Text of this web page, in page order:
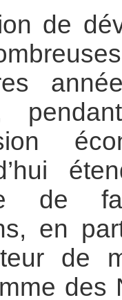
de
de
en
de
des